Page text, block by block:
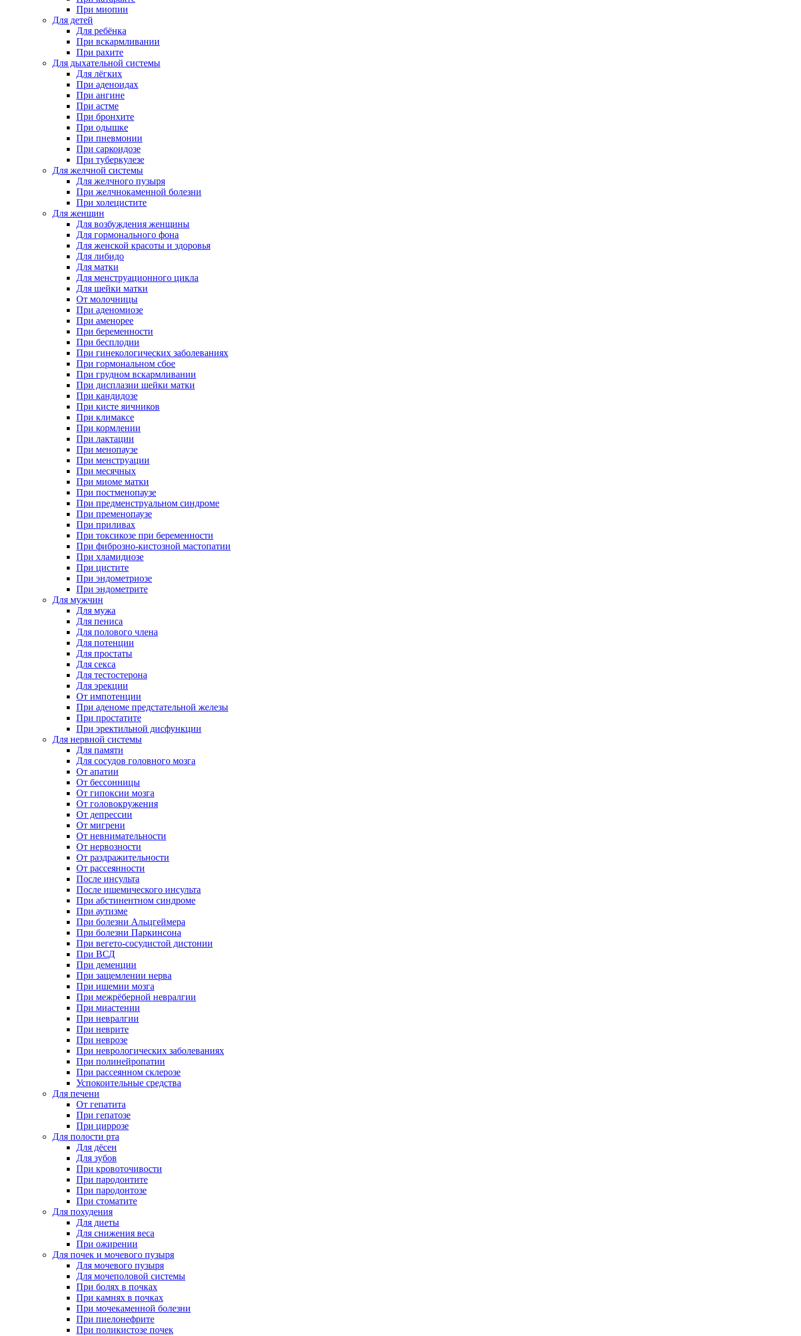
При миопии
Для детей
Для ребёнка
При вскармливании
При рахите
Для дыхательной системы
Для лёгких
При аденоидах
При ангине
При астме
При бронхите
При одышке
При пневмонии
При саркоидозе
При туберкулезе
Для желчной системы
Для желчного пузыря
При желчнокаменной болезни
При холецистите
Для женщин
Для возбуждения женщины
Для гормонального фона
Для женской красоты и здоровья
Для либидо
Для матки
Для менструационного цикла
Для шейки матки
От молочницы
При аденомиозе
При аменорее
При беременности
При бесплодии
При гинекологических заболеваниях
При гормональном сбое
При грудном вскармливании
При дисплазии шейки матки
При кандидозе
При кисте яичников
При климаксе
При кормлении
При лактации
При менопаузе
При менструации
При месячных
При миоме матки
При постменопаузе
При предменструальном синдроме
При пременопаузе
При приливах
При токсикозе при беременности
При фиброзно-кистозной мастопатии
При хламидиозе
При цистите
При эндометриозе
При эндометрите
Для мужчин
Для мужа
Для пениса
Для полового члена
Для потенции
Для простаты
Для секса
Для тестостерона
Для эрекции
От импотенции
При аденоме предстательной железы
При простатите
При эректильной дисфункции
Для нервной системы
Для памяти
Для сосудов головного мозга
От апатии
От бессонницы
От гипоксии мозга
От головокружения
От депрессии
От мигрени
От невнимательности
От нервозности
От раздражительности
От рассеянности
После инсульта
После ишемического инсульта
При абстинентном синдроме
При аутизме
При болезни Альцгеймера
При болезни Паркинсона
При вегето-сосудистой дистонии
При ВСД
При деменции
При защемлении нерва
При ишемии мозга
При межрёберной невралгии
При миастении
При невралгии
При неврите
При неврозе
При неврологических заболеваниях
При полинейропатии
При рассеянном склерозе
Успокоительные средства
Для печени
От гепатита
При гепатозе
При циррозе
Для полости рта
Для дёсен
Для зубов
При кровоточивости
При пародонтите
При пародонтозе
При стоматите
Для похудения
Для диеты
Для снижения веса
При ожирении
Для почек и мочевого пузыря
Для мочевого пузыря
Для мочеполовой системы
При болях в почках
При камнях в почках
При мочекаменной болезни
При пиелонефрите
При поликистозе почек